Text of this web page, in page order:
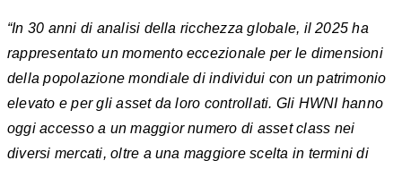
“In 30 anni di analisi della ricchezza globale, il 2025 ha
rappresentato un momento eccezionale per le dimensioni
della popolazione mondiale di individui con un patrimonio
elevato e per gli asset da loro controllati. Gli HWNI hanno
oggi accesso a un maggior numero di asset class nei
diversi mercati, oltre a una maggiore scelta in termini di